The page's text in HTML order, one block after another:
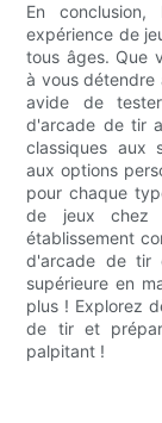
En
expérience de
tous âges. Que
à vous détendre
avide de
d'arcade de tir
classiques aux
aux options
pour chaque
de jeux chez
établissement
d'arcade de tir
supérieure en
plus ! Explorez
de tir et
palpitant !